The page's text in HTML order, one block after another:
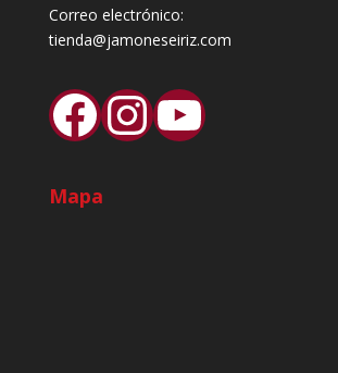
Correo electrónico:
tienda@jamoneseiriz.com
Facebook
Instagram
YouTube
Mapa